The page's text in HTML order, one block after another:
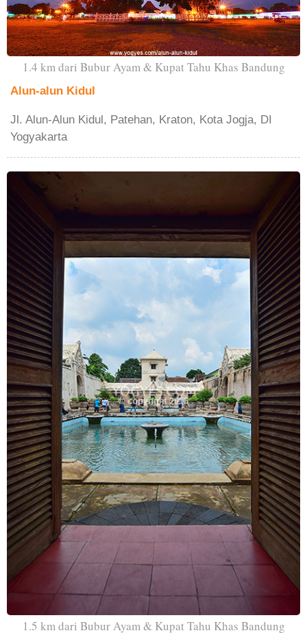
1.4 km dari Bubur Ayam & Kupat Tahu Khas Bandung
Alun-alun Kidul
Jl. Alun-Alun Kidul, Patehan, Kraton, Kota Jogja, DI
Yogyakarta
1.5 km dari Bubur Ayam & Kupat Tahu Khas Bandung